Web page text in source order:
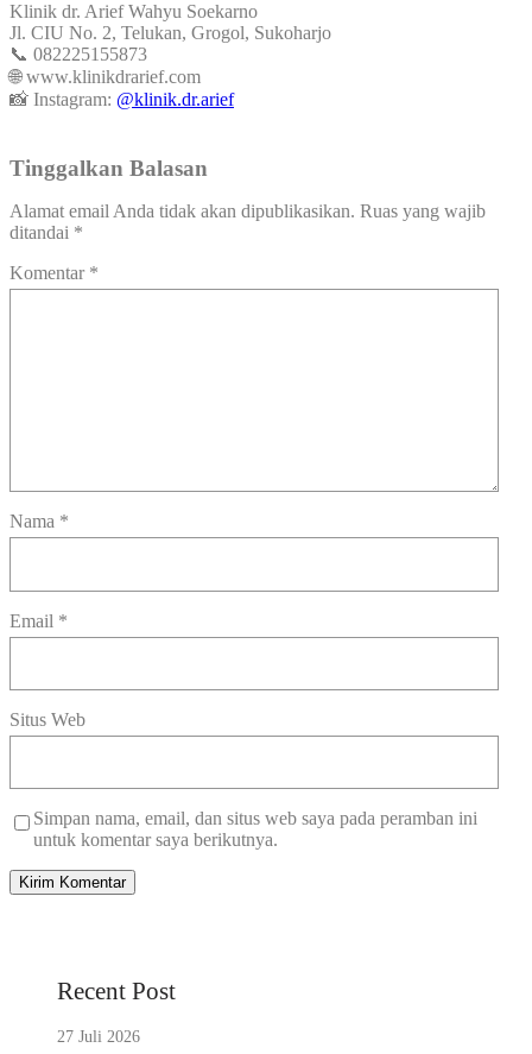
Klinik dr. Arief Wahyu Soekarno
Jl. CIU No. 2, Telukan, Grogol, Sukoharjo
📞 082225155873
🌐www.klinikdrarief.com
📸 Instagram: @klinik.dr.arief
Tinggalkan Balasan
Alamat email Anda tidak akan dipublikasikan. Ruas yang wajib
ditandai *
Komentar *
Nama *
Email *
Situs Web
Simpan nama, email, dan situs web saya pada peramban ini
untuk komentar saya berikutnya.
Recent Post
27 Juli 2026